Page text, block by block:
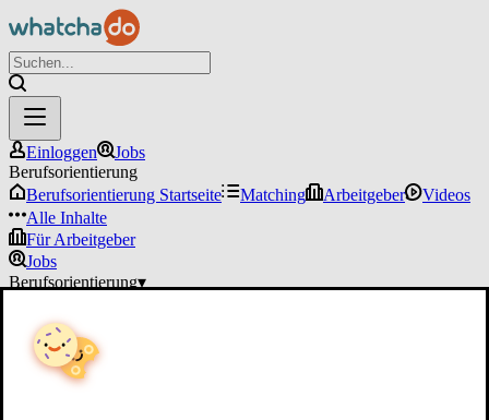
Einloggen
Jobs
Berufsorientierung
Berufsorientierung Startseite
Matching Arbeitgeber
Videos
Alle Inhalte
Für Arbeitgeber
Jobs
Berufsorientierung▾